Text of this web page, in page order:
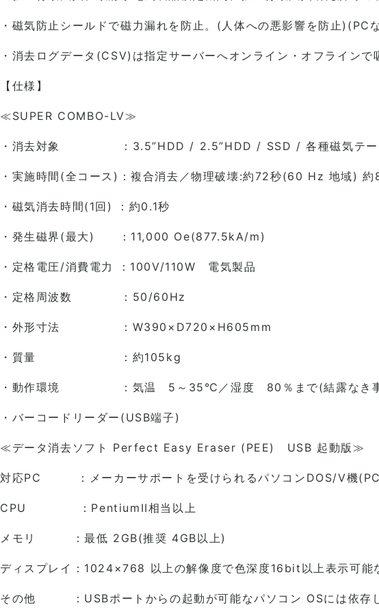
・磁気防止シールドで磁力漏れを防止。(人体への悪影響を防止
・消去ログデータ(CSV)は指定サーバーへオンライン・オフラインで
【仕様】
≪SUPER COMBO-LV≫
・消去対象 ：3.5”HDD / 2.5”HDD / SSD / 各種磁気テー
・実施時間(全コース)：複合消去／物理破壊:約72秒(60 Hz 地域)
・磁気消去時間(1回) ：約0.1秒
・発生磁界(最大) ：11,000 Oe(877.5kA/m)
・定格電圧/消費電力 ：100V/110W 電気製品
・定格周波数 ：50/60Hz
・外形寸法 ：W390×D720×H605mm
・質量 ：約105kg
・動作環境 ：気温 5～35℃／湿度 80％まで(結露なき
・バーコードリーダー(USB端子)
≪データ消去ソフト Perfect Easy Eraser (PEE) USB 起動版≫
対応PC ：メーカーサポートを受けられるパソコンDOS/V機
CPU ：PentiumII相当以上
メモリ ：最低 2GB(推奨 4GB以上)
ディスプレイ：1024×768 以上の解像度で色深度16bit以上表示可能
その他 ：USBポートからの起動が可能なパソコン OSには依存し